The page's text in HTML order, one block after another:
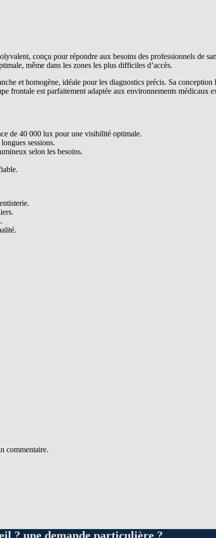
conçu pour répondre aux besoins des professionnels de
même dans les zones les plus difficiles d’accès.
et homogène, idéale pour les diagnostics précis. Sa
frontale est parfaitement adaptée aux environnements médicaux
de 40 000 lux pour une visibilité optimale.
sessions.
selon les besoins.
commentaire.